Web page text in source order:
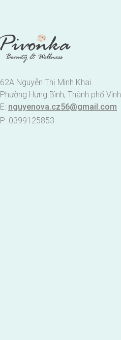
62A Nguyễn Thị Minh Khai
Phường Hưng Bình, Thành phố Vinh
E: nguyenova.cz56@gmail.com
P: 0399125853